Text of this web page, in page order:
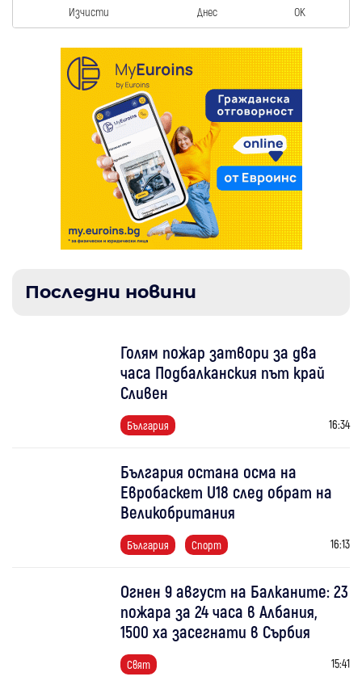
Изчисти Днес OK
Последни новини
Голям пожар затвори за два
часа Подбалканския път край
Сливен
България 16:34
България остана осма на
Евробаскет U18 след обрат на
Великобритания
България Спорт 16:13
Огнен 9 август на Балканите: 23
пожара за 24 часа в Албания,
1500 ха засегнати в Сърбия
Свят 15:41